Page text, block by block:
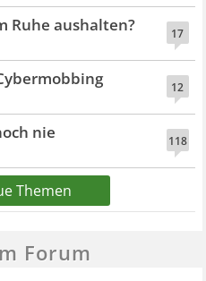
17
Ruhe aushalten?
12
118
nie
Themen
Forum